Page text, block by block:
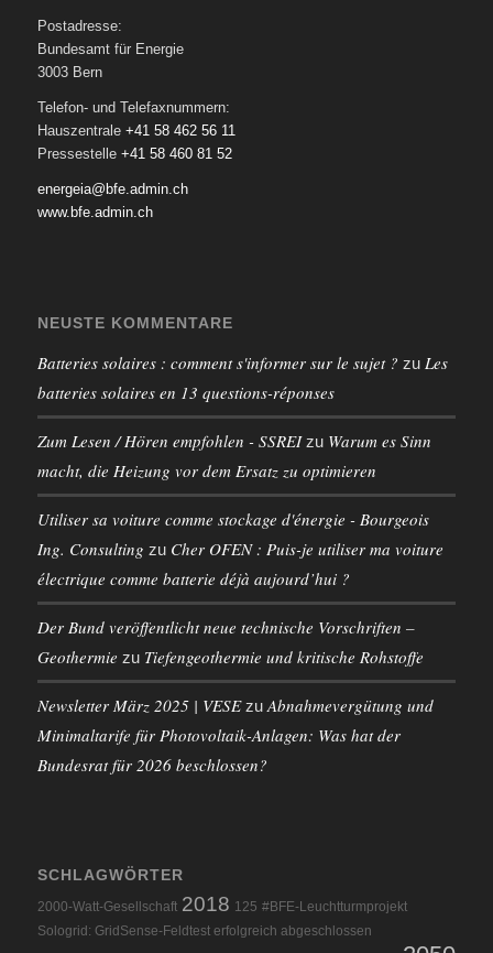
Postadresse:
Bundesamt für Energie
3003 Bern
Telefon- und Telefaxnummern:
Hauszentrale +41 58 462 56 11
Pressestelle +41 58 460 81 52
energeia@bfe.admin.ch
www.bfe.admin.ch
NEUSTE KOMMENTARE
Batteries solaires : comment s'informer sur le sujet ? zu Les
batteries solaires en 13 questions-réponses
Zum Lesen / Hören empfohlen - SSREIzu Warum es Sinn
macht, die Heizung vor dem Ersatz zu optimieren
Utiliser sa voiture comme stockage d'énergie - Bourgeois
Ing. Consulting zu Cher OFEN : Puis-je utiliser ma voiture
électrique comme batterie déjà aujourd’hui ?
Der Bund veröffentlicht neue technische Vorschriften –
Geothermie zu Tiefengeothermie und kritische Rohstoffe
Newsletter März 2025 | VESEzu Abnahmevergütung und
Minimaltarife für Photovoltaik-Anlagen: Was hat der
Bundesrat für 2026 beschlossen?
SCHLAGWÖRTER
2000-Watt-Gesellschaft 2018 125 #BFE-Leuchtturmprojekt
Sologrid: GridSense-Feldtest erfolgreich abgeschlossen